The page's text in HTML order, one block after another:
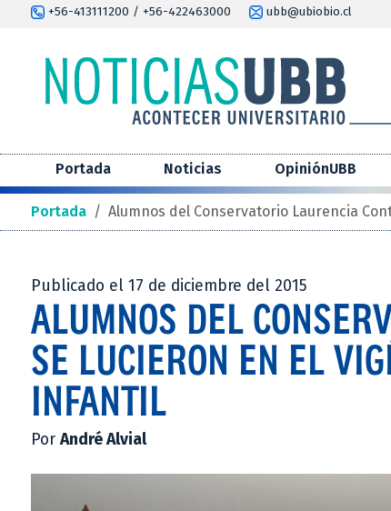
+56-413111200 / +56-422463000 ubb@ubiobio.cl
Portada Noticias OpiniónUBB
Portada / Alumnos del Conservatorio Laurencia
Publicado el 17 de diciembre del 2015
ALUMNOS DEL
SE LUCIERON EN EL
INFANTIL
Por André Alvial